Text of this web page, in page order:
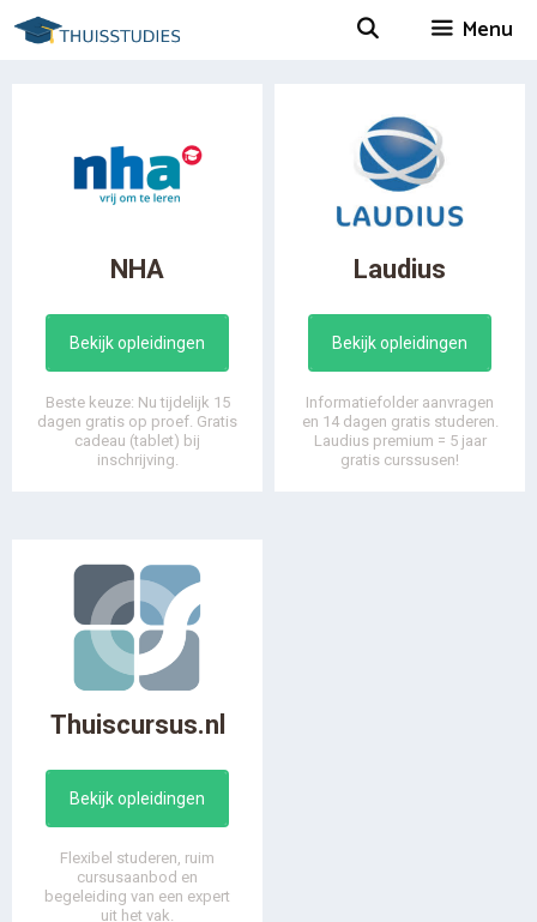
Spring
naar
Menu
NHA
Bekijk opleidingen
Beste keuze: Nu tijdelijk 15
dagen gratis op proef. Gratis
cadeau (tablet) bij
inschrijving.
Laudius
Bekijk opleidingen
Informatiefolder aanvragen
en 14 dagen gratis studeren.
Laudius premium = 5 jaar
gratis curssusen!
Thuiscursus.nl
Bekijk opleidingen
Flexibel studeren, ruim
cursusaanbod en
begeleiding van een expert
uit het vak.